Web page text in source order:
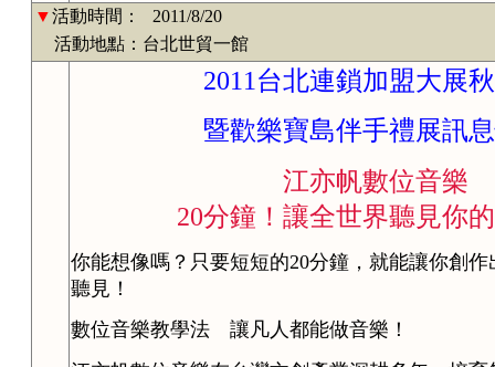
▼活動時間：
2011/8/20
活動地點：台北世貿一館
2011台北連鎖加盟大展秋
暨歡樂寶島伴手禮展訊息
江亦帆數位音樂
20分鐘！讓全世界聽見你的
你能想像嗎？只要短短的20分鐘，就能讓你創
聽見！
數位音樂教學法 讓凡人都能做音樂！